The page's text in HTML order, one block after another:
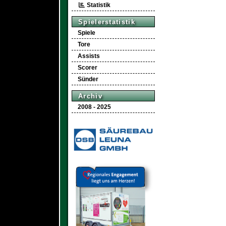
Statistik
Spielerstatistik
Spiele
Tore
Assists
Scorer
Sünder
Archiv
2008 - 2025